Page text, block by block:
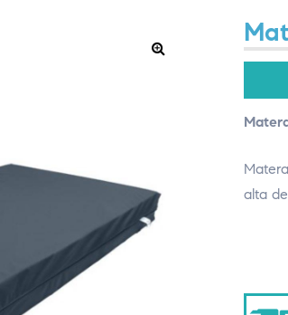
alta